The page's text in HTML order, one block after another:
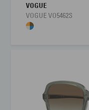
VOGUE
VOGUE VO5462S